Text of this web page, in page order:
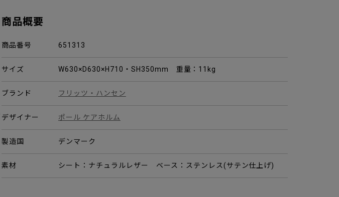
商品概要
商品番号 651313
サイズ W630×D630×H710・SH350mm 重量：11kg
ブランド フリッツ・ハンセン
デザイナー ポール ケアホルム
製造国 デンマーク
素材 シート：ナチュラルレザー ベース：ステンレス(サテン仕上げ)